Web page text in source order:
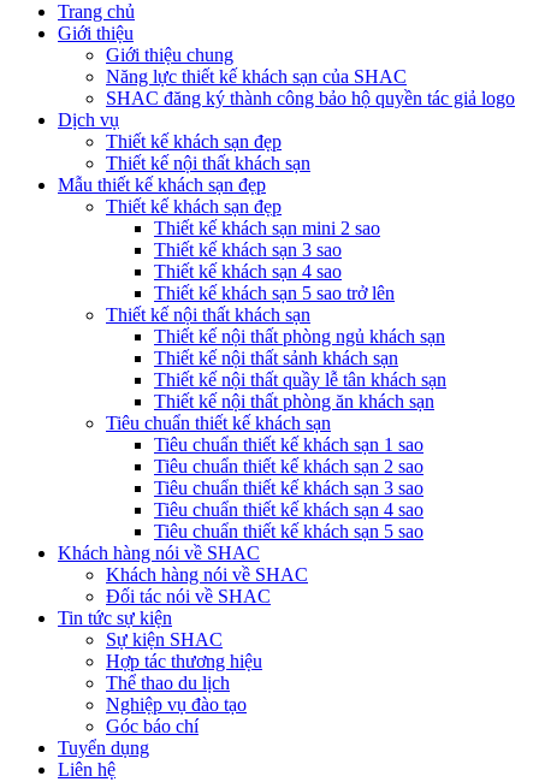
Trang chủ
Giới thiệu
Giới thiệu chung
Năng lực thiết kế khách sạn của SHAC
SHAC đăng ký thành công bảo hộ quyền tác giả logo
Dịch vụ
Thiết kế khách sạn đẹp
Thiết kế nội thất khách sạn
Mẫu thiết kế khách sạn đẹp
Thiết kế khách sạn đẹp
Thiết kế khách sạn mini 2 sao
Thiết kế khách sạn 3 sao
Thiết kế khách sạn 4 sao
Thiết kế khách sạn 5 sao trở lên
Thiết kế nội thất khách sạn
Thiết kế nội thất phòng ngủ khách sạn
Thiết kế nội thất sảnh khách sạn
Thiết kế nội thất quầy lễ tân khách sạn
Thiết kế nội thất phòng ăn khách sạn
Tiêu chuẩn thiết kế khách sạn
Tiêu chuẩn thiết kế khách sạn 1 sao
Tiêu chuẩn thiết kế khách sạn 2 sao
Tiêu chuẩn thiết kế khách sạn 3 sao
Tiêu chuẩn thiết kế khách sạn 4 sao
Tiêu chuẩn thiết kế khách sạn 5 sao
Khách hàng nói về SHAC
Khách hàng nói về SHAC
Đối tác nói về SHAC
Tin tức sự kiện
Sự kiện SHAC
Hợp tác thương hiệu
Thể thao du lịch
Nghiệp vụ đào tạo
Góc báo chí
Tuyển dụng
Liên hệ